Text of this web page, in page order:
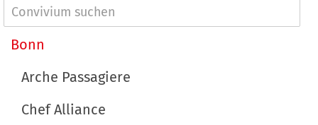
a
l
t
N
a
g
Bonn
Arche Passagiere
Chef Alliance